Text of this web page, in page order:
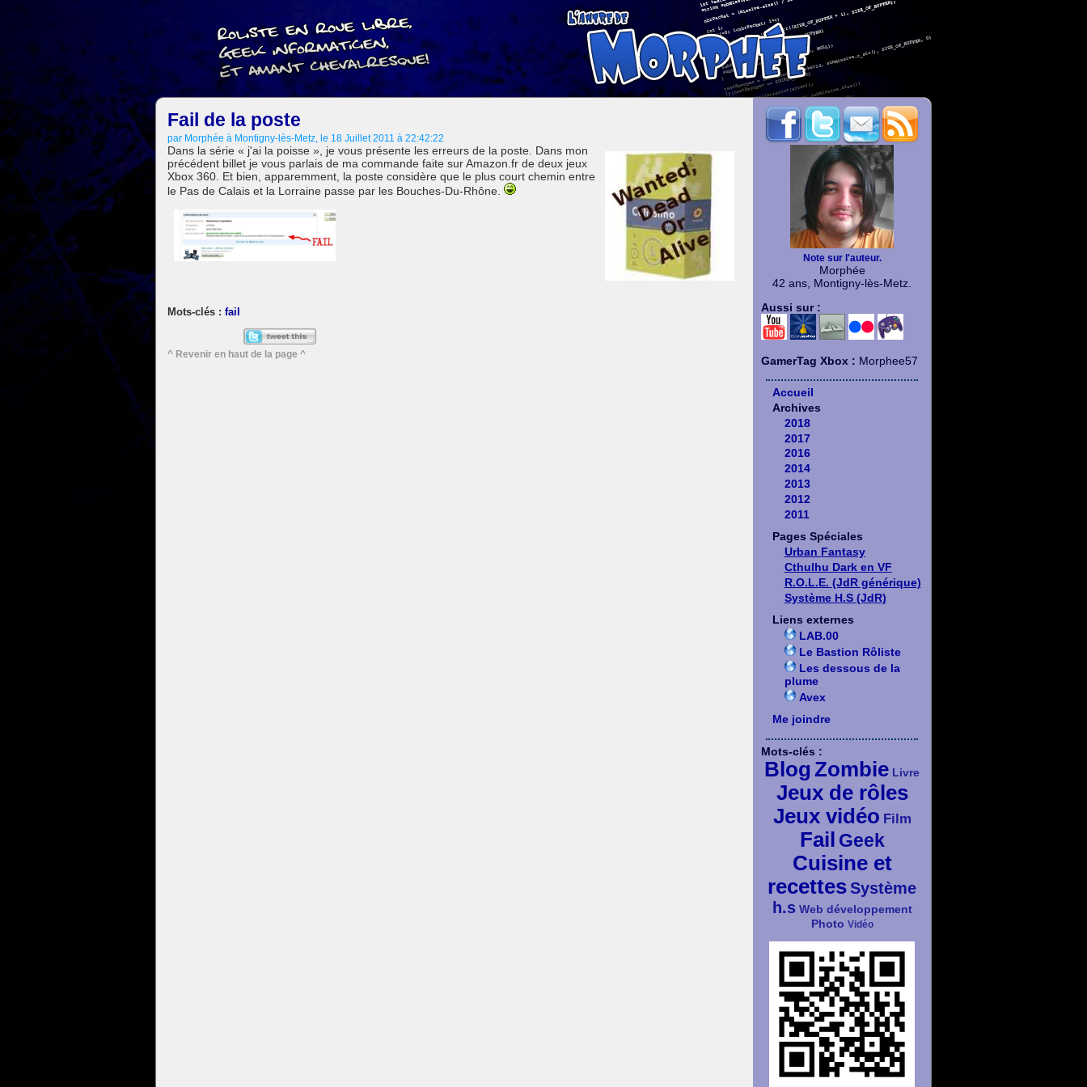
Note sur l'auteur.
Morphée
42 ans, Montigny-lès-Metz.
Aussi sur :
GamerTag Xbox : Morphee57
Accueil
Archives
2018
2017
2016
2014
2013
2012
2011
Pages Spéciales
Urban Fantasy
Cthulhu Dark en VF
R.O.L.E. (JdR générique)
Système H.S (JdR)
Liens externes
LAB.00
Le Bastion Rôliste
Les dessous de la
plume
Avex
Me joindre
Mots-clés :
Blog Zombie Livre
Jeux de rôles
Jeux vidéo Film
Fail Geek
Cuisine et
recettesSystème
h.s Web développement
Photo Vidéo
Fail de la poste
par Morphée à Montigny-lès-Metz, le 18 Juillet 2011 à 22:42:22
Dans la série « j'ai la poisse », je vous présente les erreurs de la poste. Dans mon
précédent billet je vous parlais de ma commande faite sur Amazon.fr de deux jeux
Xbox 360. Et bien, apparemment, la poste considère que le plus court chemin entre
le Pas de Calais et la Lorraine passe par les Bouches-Du-Rhône.
fail
^ Revenir en haut de la page ^